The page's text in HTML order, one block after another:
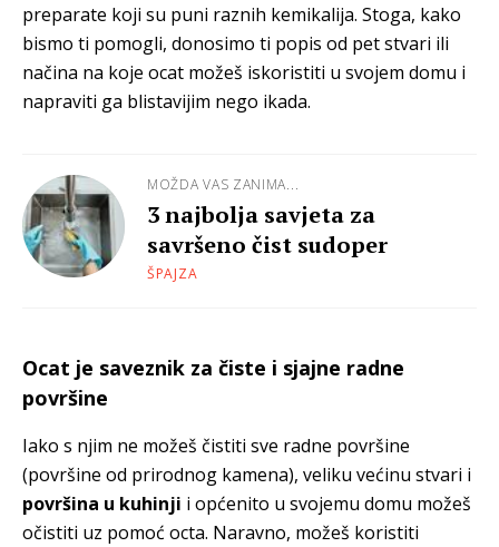
preparate koji su puni raznih kemikalija. Stoga, kako
bismo ti pomogli, donosimo ti popis od pet stvari ili
načina na koje ocat možeš iskoristiti u svojem domu i
napraviti ga blistavijim nego ikada.
MOŽDA VAS ZANIMA...
3 najbolja savjeta za
savršeno čist sudoper
ŠPAJZA
Ocat je saveznik za čiste i sjajne radne
površine
Iako s njim ne možeš čistiti sve radne površine
(površine od prirodnog kamena), veliku većinu stvari i
površina u kuhinji i općenito u svojemu domu možeš
očistiti uz pomoć octa. Naravno, možeš koristiti